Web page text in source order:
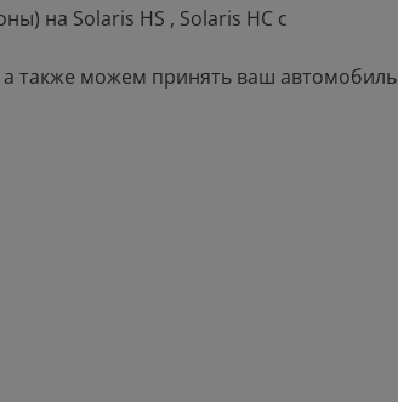
на Sоlаris НS , Sоlаris НС с
также можем принять ваш автомобиль